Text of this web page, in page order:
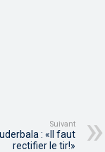
Suivant
: «Il faut
rectifier le tir!»